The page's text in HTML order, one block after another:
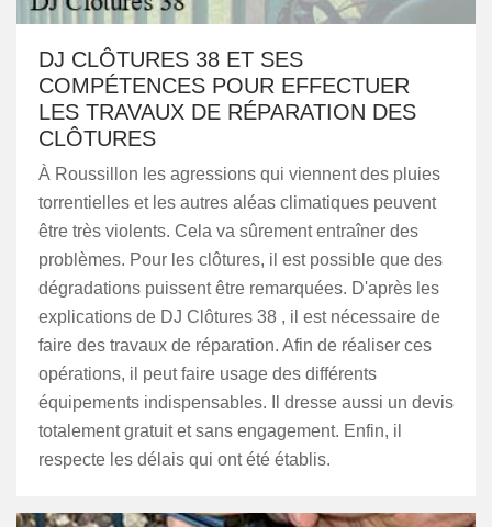
DJ CLÔTURES 38 ET SES
COMPÉTENCES POUR EFFECTUER
LES TRAVAUX DE RÉPARATION DES
CLÔTURES
À Roussillon les agressions qui viennent des pluies
torrentielles et les autres aléas climatiques peuvent
être très violents. Cela va sûrement entraîner des
problèmes. Pour les clôtures, il est possible que des
dégradations puissent être remarquées. D'après les
explications de DJ Clôtures 38 , il est nécessaire de
faire des travaux de réparation. Afin de réaliser ces
opérations, il peut faire usage des différents
équipements indispensables. Il dresse aussi un devis
totalement gratuit et sans engagement. Enfin, il
respecte les délais qui ont été établis.